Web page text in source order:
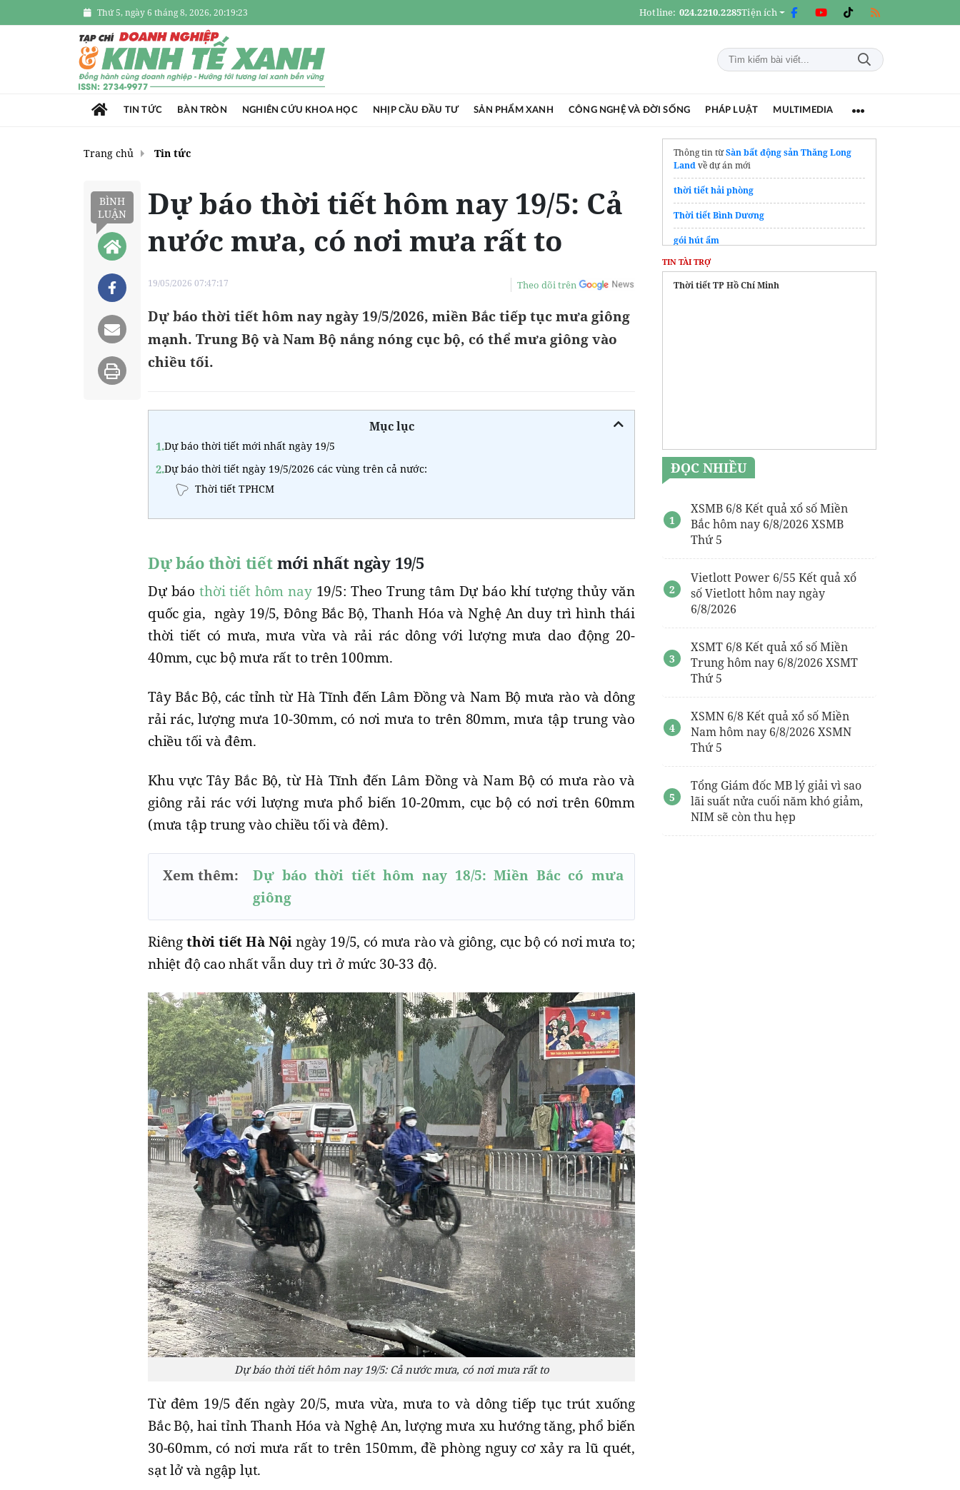
Thứ 5, ngày 6 tháng 8, 2026, 20:19:23 Hotline: 024.2210.2285Tiện ích
TIN TỨC BÀN TRÒN NGHIÊN CỨU KHOA HỌC NHỊP CẦU ĐẦU TƯ SẢN PHẨM XANH CÔNG NGHỆ VÀ ĐỜI SỐNG PHÁP LUẬT MULTIMEDIA
Trang chủ Tin tức
BÌNH
LUẬN
Dự báo thời tiết hôm nay 19/5: Cả
nước mưa, có nơi mưa rất to
19/05/2026 07:47:17 Theo dõi trên
Dự báo thời tiết hôm nay ngày 19/5/2026, miền Bắc tiếp tục mưa giông
mạnh. Trung Bộ và Nam Bộ nắng nóng cục bộ, có thể mưa giông vào
chiều tối.
Mục lục
1.Dự báo thời tiết mới nhất ngày 19/5
2.Dự báo thời tiết ngày 19/5/2026 các vùng trên cả nước:
Thời tiết TPHCM
Dự báo thời tiếtmới nhất ngày 19/5
Dự báothời tiết hôm nay19/5: Theo Trung tâm Dự báo khí tượng thủy văn
quốc gia, ngày 19/5, Đông Bắc Bộ, Thanh Hóa và Nghệ An duy trì hình thái
thời tiết có mưa, mưa vừa và rải rác dông với lượng mưa dao động 20-
40mm, cục bộ mưa rất to trên 100mm.
Tây Bắc Bộ, các tỉnh từ Hà Tĩnh đến Lâm Đồng và Nam Bộ mưa rào và dông
rải rác, lượng mưa 10-30mm, có nơi mưa to trên 80mm, mưa tập trung vào
chiều tối và đêm.
Khu vực Tây Bắc Bộ, từ Hà Tĩnh đến Lâm Đồng và Nam Bộ có mưa rào và
giông rải rác với lượng mưa phổ biến 10-20mm, cục bộ có nơi trên 60mm
(mưa tập trung vào chiều tối và đêm).
Xem thêm:
Dự báo thời tiết hôm nay 18/5: Miền Bắc có mưa
giông
Riêngthời tiết Hà Nộingày 19/5, có mưa rào và giông, cục bộ có nơi mưa to;
nhiệt độ cao nhất vẫn duy trì ở mức 30-33 độ.
Dự báo thời tiết hôm nay 19/5: Cả nước mưa, có nơi mưa rất to
Từ đêm 19/5 đến ngày 20/5, mưa vừa, mưa to và dông tiếp tục trút xuống
Bắc Bộ, hai tỉnh Thanh Hóa và Nghệ An, lượng mưa xu hướng tăng, phổ biến
30-60mm, có nơi mưa rất to trên 150mm, đề phòng nguy cơ xảy ra lũ quét,
sạt lở và ngập lụt.
Thông tin từSàn bất động sản Thăng Long
Landvề dự án mới
thời tiết hải phòng
Thời tiết Bình Dương
gói hút ẩm
Thời tiết Quảng Trị
TIN TÀI TRỢ
Thời tiết TP Hồ Chí Minh
ĐỌC NHIỀU
XSMB 6/8 Kết quả xổ số Miền
Bắc hôm nay 6/8/2026 XSMB
Thứ 5
Vietlott Power 6/55 Kết quả xổ
số Vietlott hôm nay ngày
6/8/2026
XSMT 6/8 Kết quả xổ số Miền
Trung hôm nay 6/8/2026 XSMT
Thứ 5
XSMN 6/8 Kết quả xổ số Miền
Nam hôm nay 6/8/2026 XSMN
Thứ 5
Tổng Giám đốc MB lý giải vì sao
lãi suất nửa cuối năm khó giảm,
NIM sẽ còn thu hẹp